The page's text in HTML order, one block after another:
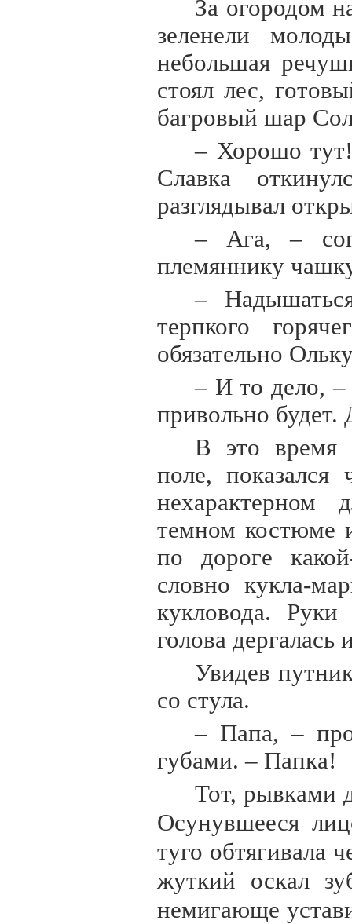
За огородом
зеленели
небольшая
стоял лес,
багровый шар
– Хорошо
Славка
разглядывал
– Ага, –
племяннику
–
терпкого
обязательно
– И то дело, –
привольно
В это время
поле,
нехарактерном
темном костюме
по дороге
словно кукла-
кукловода.
голова
Увидев
со стула.
– Папа, –
губами. – Папка!
Тот, рывками
Осунувшееся
туго обтягивала
жуткий оскал
немигающе